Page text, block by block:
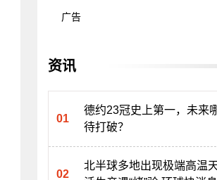
广告
资讯
德约23冠史上第一，未来
待打破？
北半球多地出现极端高温